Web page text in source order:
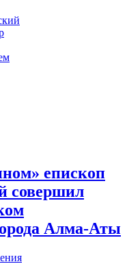
епископ
совершил
Алма-Аты